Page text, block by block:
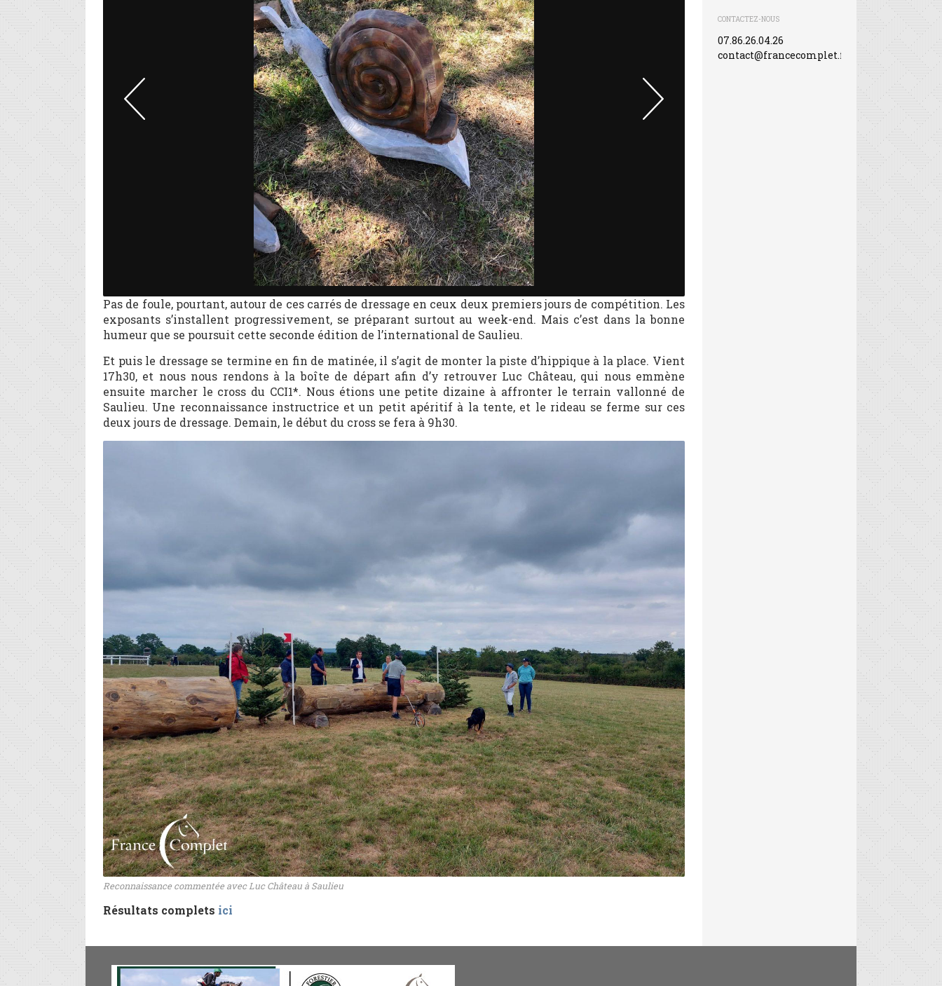
Pas de foule, pourtant, autour de ces carrés de dressage en ceux deux premiers jours de compétition. Les
exposants s’installent progressivement, se préparant surtout au week-end. Mais c’est dans la bonne
humeur que se poursuit cette seconde édition de l’international de Saulieu.
Et puis le dressage se termine en fin de matinée, il s’agit de monter la piste d’hippique à la place. Vient
17h30, et nous nous rendons à la boîte de départ afin d’y retrouver Luc Château, qui nous emmène
ensuite marcher le cross du CCI1*. Nous étions une petite dizaine à affronter le terrain vallonné de
Saulieu. Une reconnaissance instructrice et un petit apéritif à la tente, et le rideau se ferme sur ces
deux jours de dressage. Demain, le début du cross se fera à 9h30.
Reconnaissance commentée avec Luc Château à Saulieu
Résultats complets ici
CONTACTEZ-NOUS
07.86.26.04.26
contact@francecomplet.fr